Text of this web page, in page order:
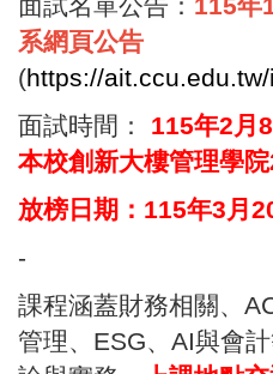
系網頁公告
(https://
面試時間： 115年2月
本校創新大樓管理學
放榜日期：115年3月
-
課程涵蓋財務相關、
管理、ESG、AI與會